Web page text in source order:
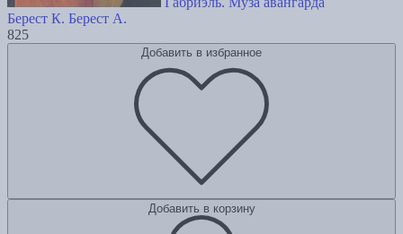
Берест К. Берест А.
825
Добавить в избранное
Добавить в корзину